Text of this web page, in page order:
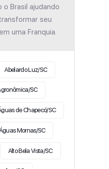
Brasil ajudando
seu
uma Franquia.
Abelardo Luz/SC
SC
de Chapecó/SC
Mornas/SC
Alto Bela Vista/SC